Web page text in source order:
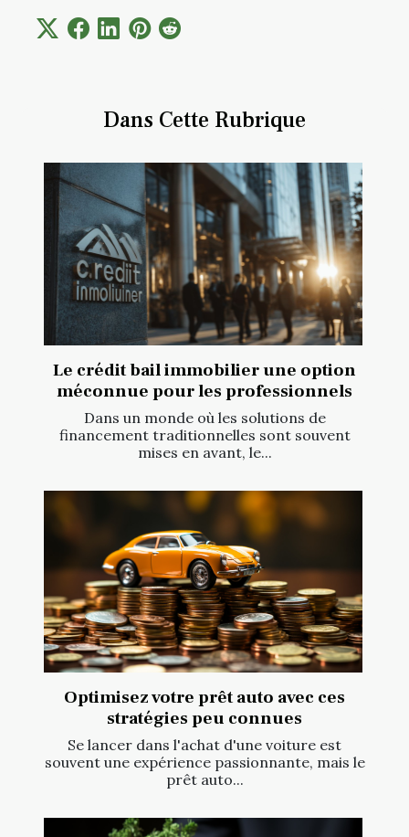
Dans Cette Rubrique
Le crédit bail immobilier une option
méconnue pour les professionnels
Dans un monde où les solutions de
financement traditionnelles sont souvent
mises en avant, le...
Optimisez votre prêt auto avec ces
stratégies peu connues
Se lancer dans l'achat d'une voiture est
souvent une expérience passionnante, mais le
prêt auto...